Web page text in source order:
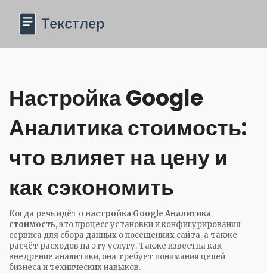
Настройка Google
Аналитика стоимость:
что влияет на цену и
как сэкономить
Когда речь идёт онастройка Google Аналитика
стоимость,это процесс установки и конфигурирования
сервиса для сбора данных о посещениях сайта, а также
расчёт расходов на эту услугу. Также известна как
внедрение аналитики, она требует понимания целей
бизнеса и технических навыков.